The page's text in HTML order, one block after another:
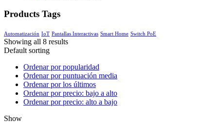
Products Tags
Automatización IoT Pantallas Interactivas Smart Home Switch PoE
Showing all 8 results
Default sorting
Ordenar por popularidad
Ordenar por puntuación media
Ordenar por los últimos
Ordenar por precio: bajo a alto
Ordenar por precio: alto a bajo
Show